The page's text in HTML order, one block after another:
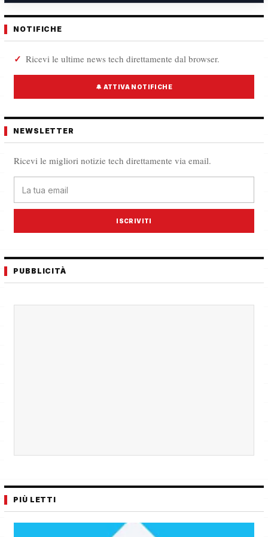
NOTIFICHE
Ricevi le ultime news tech direttamente dal browser.
🔔 ATTIVA NOTIFICHE
NEWSLETTER
Ricevi le migliori notizie tech direttamente via email.
ISCRIVITI
PUBBLICITÀ
PIÙ LETTI